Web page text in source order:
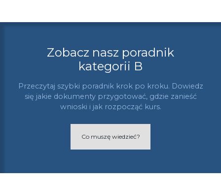
Zobacz nasz poradnik
kategorii B
Przeczytaj szybki poradnik krok po kroku. Dowiedz
się jakie dokumenty przygotować, gdzie zanieść
wnioski i jak rozpocząć kurs.
Co muszę wiedzieć?